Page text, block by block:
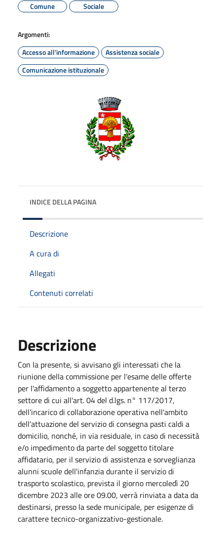
Comune
Sociale
Argomenti:
Accesso all'informazione
Assistenza sociale
Comunicazione istituzionale
INDICE DELLA PAGINA
Descrizione
A cura di
Allegati
Contenuti correlati
Descrizione
Con la presente, si avvisano gli interessati che la
riunione della commissione per l'esame delle offerte
per l'affidamento a soggetto appartenente al terzo
settore di cui all'art. 04 del d.lgs. n° 117/2017,
dell'incarico di collaborazione operativa nell'ambito
dell'attuazione del servizio di consegna pasti caldi a
domicilio, nonché, in via residuale, in caso di necessità
e/o impedimento da parte del soggetto titolare
affidatario, per il servizio di assistenza e sorveglianza
alunni scuole dell'infanzia durante il servizio di
trasporto scolastico, prevista il giorno mercoledì 20
dicembre 2023 alle ore 09.00, verrà rinviata a data da
destinarsi, presso la sede municipale, per esigenze di
carattere tecnico-organizzativo-gestionale.